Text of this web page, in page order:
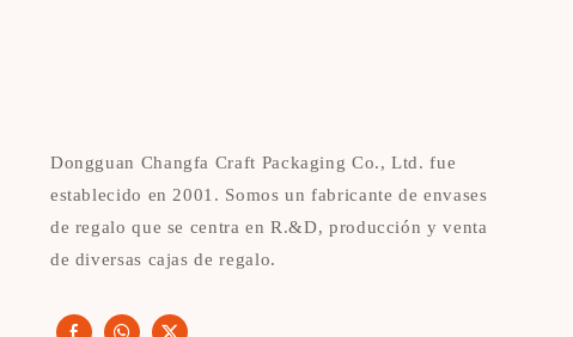
Dongguan Changfa Craft Packaging Co., Ltd. fue
establecido en 2001. Somos un fabricante de envases
de regalo que se centra en R.&D, producción y venta
de diversas cajas de regalo.